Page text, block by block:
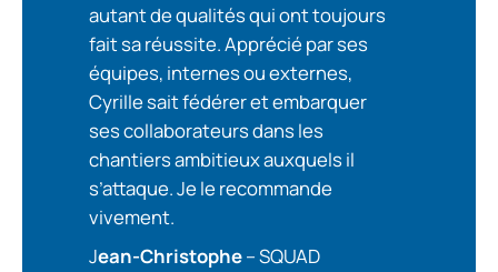
autant de qualités qui ont toujours
fait sa réussite. Apprécié par ses
équipes, internes ou externes,
Cyrille sait fédérer et embarquer
ses collaborateurs dans les
chantiers ambitieux auxquels il
s’attaque. Je le recommande
vivement.
Jean-Christophe– SQUAD